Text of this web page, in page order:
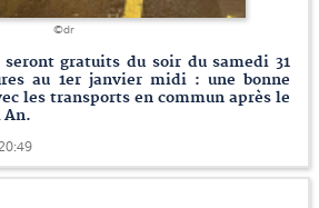
©dr
gratuits du soir du samedi 31
au 1er janvier midi : une bonne
les transports en commun après le
An.